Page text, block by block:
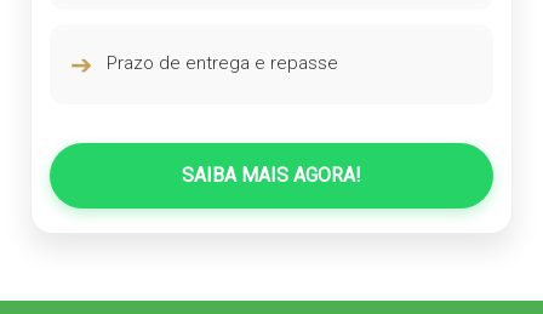
➔ Prazo de entrega e repasse
SAIBA MAIS AGORA!